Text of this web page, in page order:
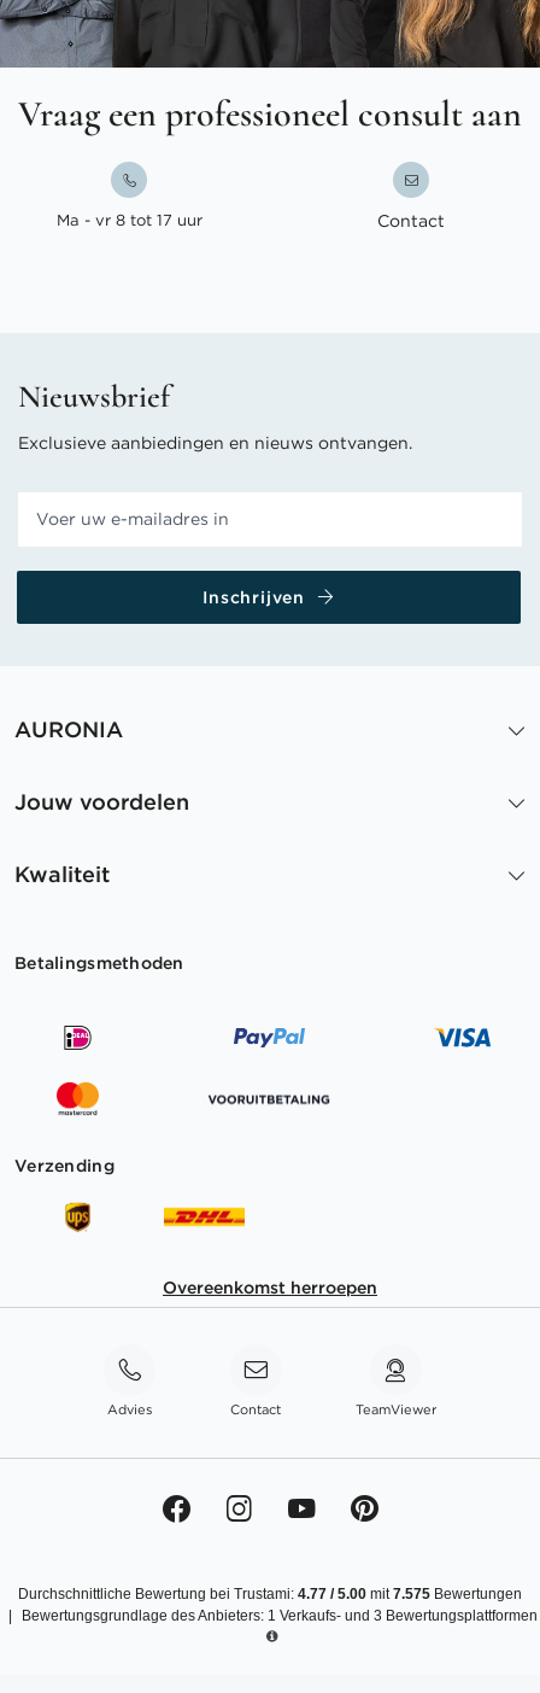
Vraag een professioneel consult aan
Ma - vr 8 tot 17 uur Contact
Nieuwsbrief
Exclusieve aanbiedingen en nieuws ontvangen.
Inschrijven
AURONIA
Jouw voordelen
Kwaliteit
Betalingsmethoden
Verzending
Overeenkomst herroepen
Advies Contact TeamViewer
Durchschnittliche Bewertung bei Trustami: 4.77 /5.00 mit7.575 Bewertungen
Bewertungsgrundlage des Anbieters: 1 Verkaufs- und 3 Bewertungsplattformen